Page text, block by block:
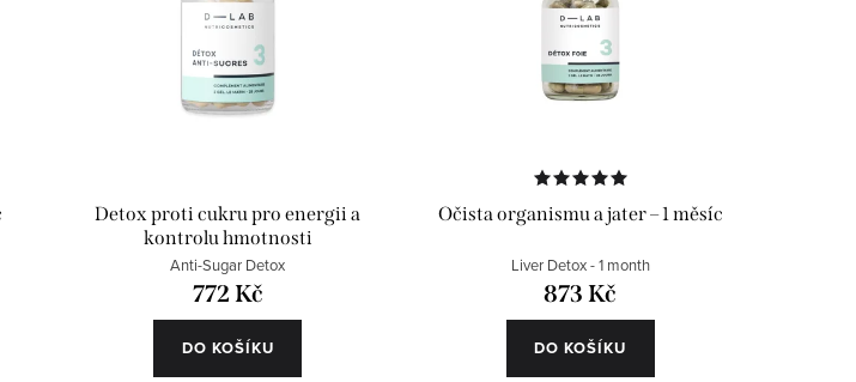
Detox proti cukru pro energii a
kontrolu hmotnosti
Anti-Sugar Detox
772 Kč
DO KOŠÍKU
Očista organismu a jater – 1 měsíc
Liver Detox - 1 month
873 Kč
DO KOŠÍKU